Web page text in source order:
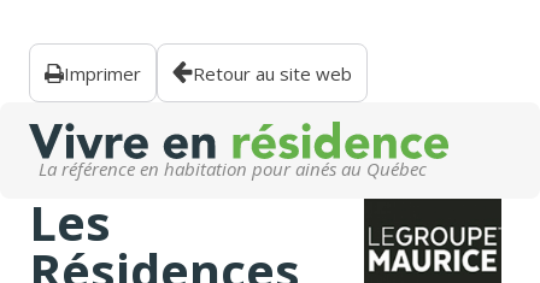
Imprimer Retour au site web
La référence en habitation pour ainés au Québec
Les